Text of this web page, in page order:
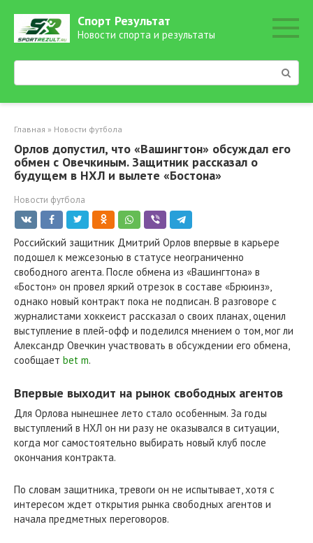
контенту
Спорт Результат
Новости спорта и результаты
Поиск:
Главная » Новости футбола
Орлов допустил, что «Вашингтон» обсуждал его
обмен с Овечкиным. Защитник рассказал о
будущем в НХЛ и вылете «Бостона»
Новости футбола
Российский защитник Дмитрий Орлов впервые в карьере
подошел к межсезонью в статусе неограниченно
свободного агента. После обмена из «Вашингтона» в
«Бостон» он провел яркий отрезок в составе «Брюинз»,
однако новый контракт пока не подписан. В разговоре с
журналистами хоккеист рассказал о своих планах, оценил
выступление в плей-офф и поделился мнением о том, мог ли
Александр Овечкин участвовать в обсуждении его обмена,
сообщает bet m.
Впервые выходит на рынок свободных агентов
Для Орлова нынешнее лето стало особенным. За годы
выступлений в НХЛ он ни разу не оказывался в ситуации,
когда мог самостоятельно выбирать новый клуб после
окончания контракта.
По словам защитника, тревоги он не испытывает, хотя с
интересом ждет открытия рынка свободных агентов и
начала предметных переговоров.